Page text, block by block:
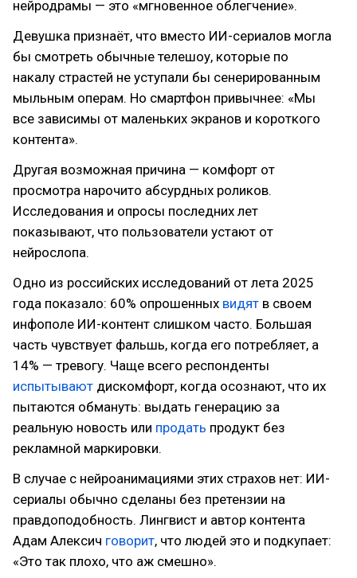
нейродрамы — это «мгновенное облегчение».
Девушка признаёт, что вместо ИИ-сериалов могла
бы смотреть обычные телешоу, которые по
накалу страстей не уступали бы сенерированным
мыльным операм. Но смартфон привычнее: «Мы
все зависимы от маленьких экранов и короткого
контента».
Другая возможная причина — комфорт от
просмотра нарочито абсурдных роликов.
Исследования и опросы последних лет
показывают, что пользователи устают от
нейрослопа.
Одно из российских исследований от лета 2025
года показало: 60% опрошенных видят в своем
инфополе ИИ-контент слишком часто. Большая
часть чувствует фальшь, когда его потребляет, а
14% — тревогу. Чаще всего респонденты
испытывают дискомфорт, когда осознают, что их
пытаются обмануть: выдать генерацию за
реальную новость или продать продукт без
рекламной маркировки.
В случае с нейроанимациями этих страхов нет: ИИ-
сериалы обычно сделаны без претензии на
правдоподобность. Лингвист и автор контента
Адам Алексич говорит, что людей это и подкупает:
«Это так плохо, что аж смешно».